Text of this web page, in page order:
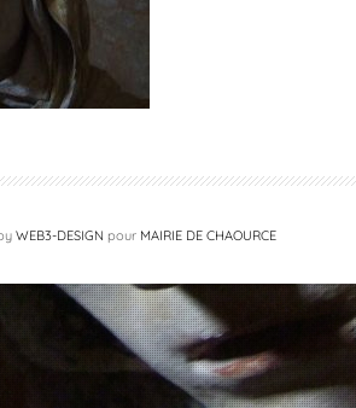
WEB3-DESIGN pour MAIRIE DE CHAOURCE